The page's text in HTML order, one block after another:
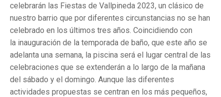
celebrarán las Fiestas de Vallpineda 2023, un clásico de
nuestro barrio que por diferentes circunstancias no se han
celebrado en los últimos tres años. Coincidiendo con
la inauguración de la temporada de baño, que este año se
adelanta una semana, la piscina será el lugar central de las
celebraciones que se extenderán a lo largo de la mañana
del sábado y el domingo. Aunque las diferentes
actividades propuestas se centran en los más pequeños,